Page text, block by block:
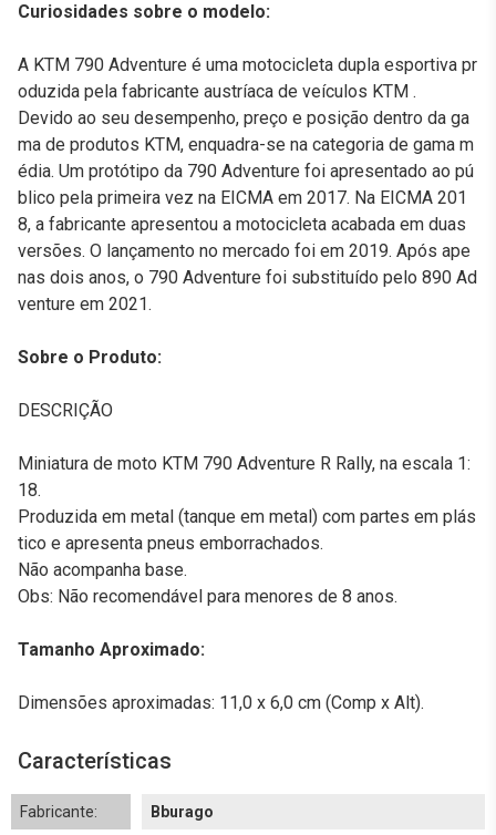
Curiosidades sobre o modelo:
A KTM 790 Adventure é uma motocicleta dupla esportiva pr
oduzida pela fabricante austríaca de veículos KTM .
Devido ao seu desempenho, preço e posição dentro da ga
ma de produtos KTM, enquadra-se na categoria de gama m
édia. Um protótipo da 790 Adventure foi apresentado ao pú
blico pela primeira vez na EICMA em 2017. Na EICMA 201
8, a fabricante apresentou a motocicleta acabada em duas
versões. O lançamento no mercado foi em 2019. Após ape
nas dois anos, o 790 Adventure foi substituído pelo 890 Ad
venture em 2021.
Sobre o Produto:
DESCRIÇÃO
Miniatura de moto KTM 790 Adventure R Rally, na escala 1:
18.
Produzida em metal (tanque em metal) com partes em plás
tico e apresenta pneus emborrachados.
Não acompanha base.
Obs: Não recomendável para menores de 8 anos.
Tamanho Aproximado:
Dimensões aproximadas: 11,0 x 6,0 cm (Comp x Alt).
Características
Fabricante: Bburago